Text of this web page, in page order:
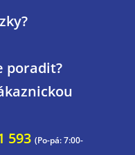
593 (Po-pá: 7:00-